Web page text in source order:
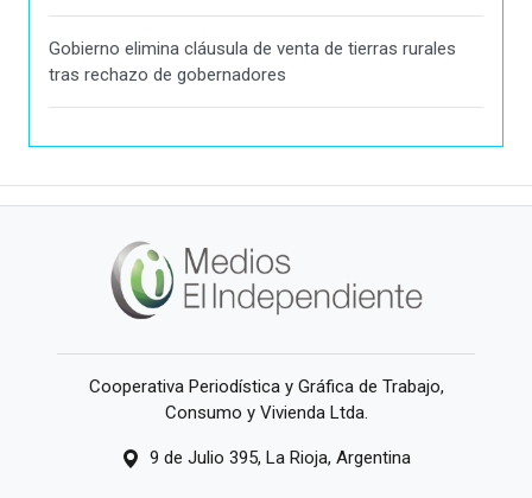
Gobierno elimina cláusula de venta de tierras rurales
tras rechazo de gobernadores
Cooperativa Periodística y Gráfica de Trabajo,
Consumo y Vivienda Ltda.
9 de Julio 395, La Rioja, Argentina